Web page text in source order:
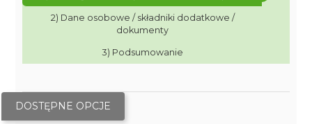
2) Dane osobowe / składniki dodatkowe /
dokumenty
3) Podsumowanie
DOSTĘPNE OPCJE